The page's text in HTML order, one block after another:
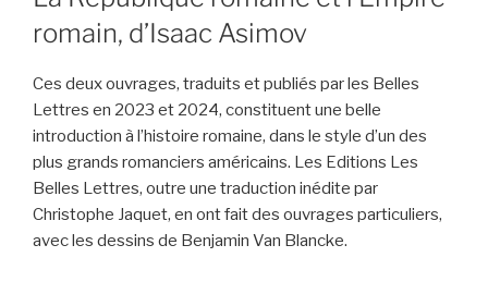
romain, d’Isaac Asimov
Ces deux ouvrages, traduits et publiés par les Belles
Lettres en 2023 et 2024, constituent une belle
introduction à l’histoire romaine, dans le style d’un des
plus grands romanciers américains. Les Editions Les
Belles Lettres, outre une traduction inédite par
Christophe Jaquet, en ont fait des ouvrages particuliers,
avec les dessins de Benjamin Van Blancke.